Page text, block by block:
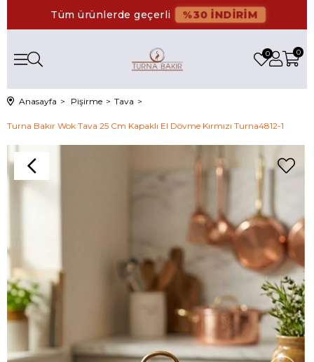
Tüm ürünlerde geçerli %30 İNDİRİM
0
0
Anasayfa Pişirme Tava
Turna Bakır Wok Tava 25 Cm Kapaklı El Dövme Kırmızı Turna4812-1